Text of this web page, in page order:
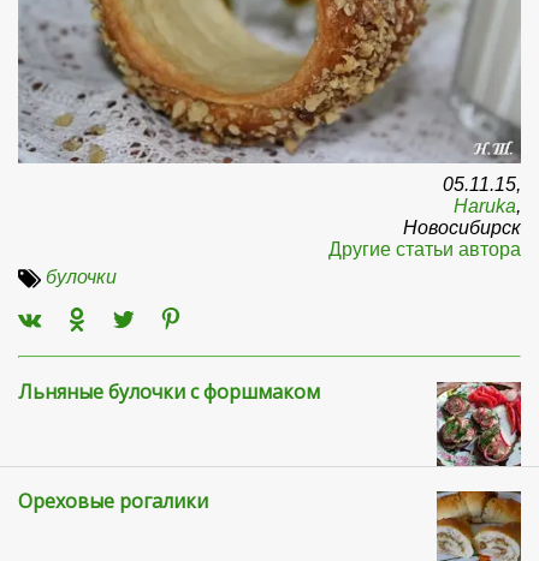
05.11.15,
Haruka,
Новосибирск
Другие статьи автора
булочки
Льняные булочки с форшмаком
Ореховые рогалики